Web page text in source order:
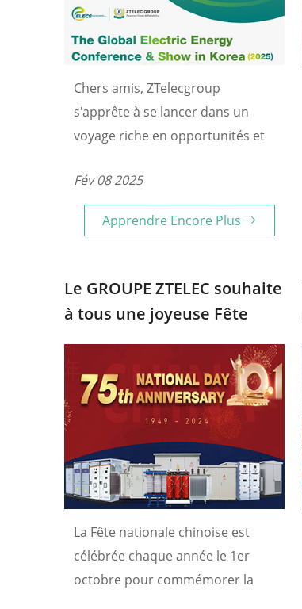
Chers amis, ZTelecgroup
s'apprête à se lancer dans un
voyage riche en opportunités et
salon en Corée du Sud ! Nous
vous invitons chaleureusement à
venir visiter, échanger et
Fév 08 2025
Apprendre Encore Plus
Le GROUPE ZTELEC souhaite
à tous une joyeuse Fête
nationale
La Fête nationale chinoise est
célébrée chaque année le 1er
octobre pour commémorer la